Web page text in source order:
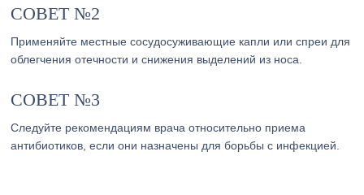
СОВЕТ №2
Применяйте местные сосудосуживающие капли или спреи для
облегчения отечности и снижения выделений из носа.
СОВЕТ №3
Следуйте рекомендациям врача относительно приема
антибиотиков, если они назначены для борьбы с инфекцией.